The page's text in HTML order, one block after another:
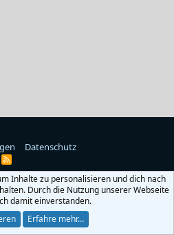
Datenschutz
R
SInhalte zu personalisieren und dich nach
Durch die Nutzung unserer Webseite
damit einverstanden.
Erfahre mehr…